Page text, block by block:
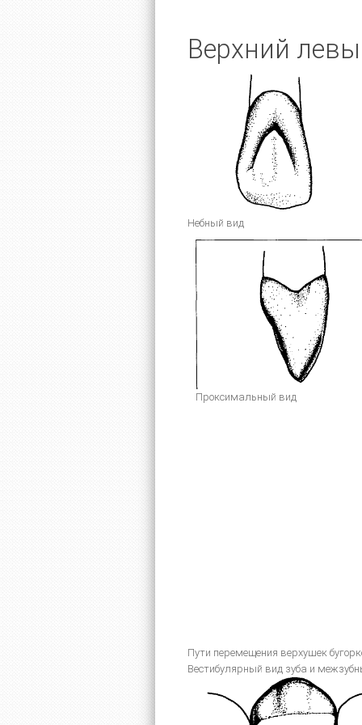
Верхний
Небный вид
Проксимальный вид
Пути перемещения верхушек
Вестибулярный вид зуба и